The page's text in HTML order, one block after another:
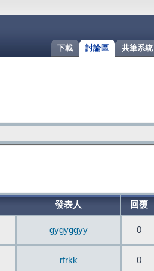
共筆系統
討論區
下載
發表人 回覆
gygyggyy 0
rfrkk 0